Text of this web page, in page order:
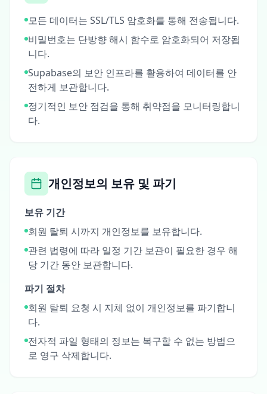
모든 데이터는 SSL/TLS 암호화를 통해 전송됩니다.
비밀번호는 단방향 해시 함수로 암호화되어 저장됩
니다.
Supabase의 보안 인프라를 활용하여 데이터를 안
전하게 보관합니다.
정기적인 보안 점검을 통해 취약점을 모니터링합니
다.
개인정보의 보유 및 파기
보유 기간
회원 탈퇴 시까지 개인정보를 보유합니다.
관련 법령에 따라 일정 기간 보관이 필요한 경우 해
당 기간 동안 보관합니다.
파기 절차
회원 탈퇴 요청 시 지체 없이 개인정보를 파기합니
다.
전자적 파일 형태의 정보는 복구할 수 없는 방법으
로 영구 삭제합니다.